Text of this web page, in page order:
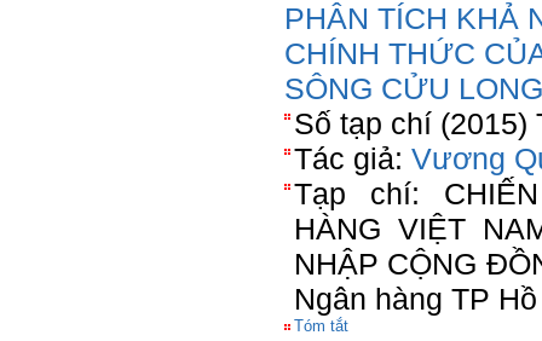
PHÂN TÍCH KHẢ
CHÍNH THỨC
SÔNG CỬU
Số tạp chí (2015)
Tác giả: Vương
Tạp chí:
HÀNG VIỆT
NHẬP CỘNG
Ngân hàng TP
Tóm tắt